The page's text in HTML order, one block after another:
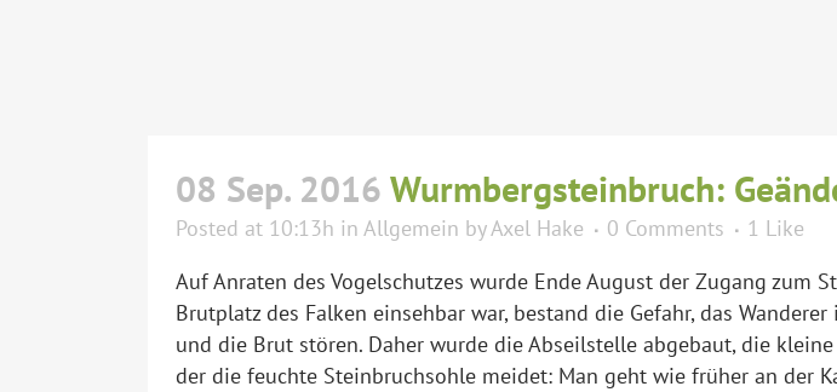
08 Sep. 2016 Wurmbergsteinbruch:
Posted at 10:13h in Allgemein byAxel Hake 0 Comments 1 Like
Auf Anraten des Vogelschutzes wurde Ende August der Zugang zum
Brutplatz des Falken einsehbar war, bestand die Gefahr, das
und die Brut stören. Daher wurde die Abseilstelle abgebaut, die
der die feuchte Steinbruchsohle meidet: Man geht wie früher an der